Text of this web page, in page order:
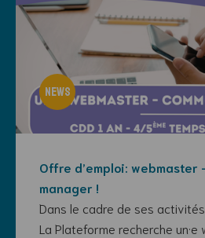
Offre d’emploi: webmaster
manager !
Dans le cadre de ses
La Plateforme recherche